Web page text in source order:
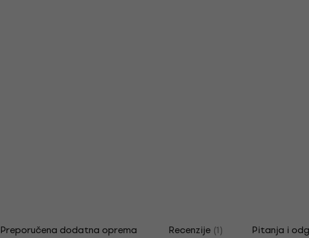
Preporučena dodatna oprema Recenzije (1) Pitanja i